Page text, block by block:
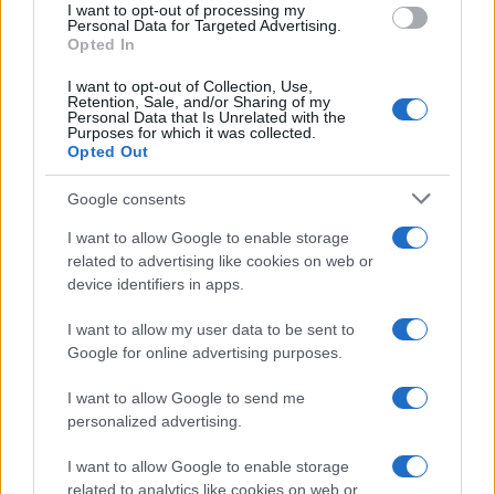
consent section.
I want to opt-out of processing my
Personal Data for Targeted Advertising.
Opted In
I want to opt-out of Collection, Use,
Retention, Sale, and/or Sharing of my
Personal Data that Is Unrelated with the
Purposes for which it was collected.
Opted Out
Google consents
I want to allow Google to enable storage
related to advertising like cookies on web or
device identifiers in apps.
I want to allow my user data to be sent to
Google for online advertising purposes.
I want to allow Google to send me
personalized advertising.
I want to allow Google to enable storage
related to analytics like cookies on web or
Da Kiev a Roma, istruzioni per fabbricare un nemico interno
Syndication
Globalist
Globalscience
Culture
Salute
Megachip